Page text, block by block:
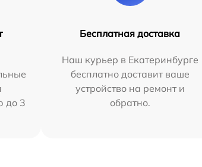
до 3
Бесплатная доставка
Наш курьер в Екатеринбурге
бесплатно доставит ваше
устройство на ремонт и
обратно.